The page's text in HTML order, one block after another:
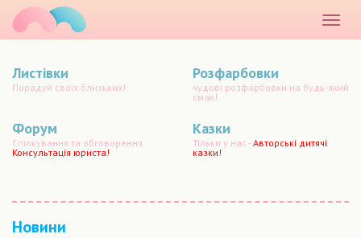
меню
Листівки
Порадуй своїх близьких!
Розфарбовки
чудові розфарбовки на будь-який
смак!
Форум
Спілкування та обговорення.
Консультація юриста!
Казки
Тільки у нас -Авторські дитячі
казки!
Новини